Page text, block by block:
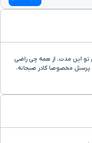
تو این مدت. از همه چی راضی
مخصوصا کادر صبحانه،